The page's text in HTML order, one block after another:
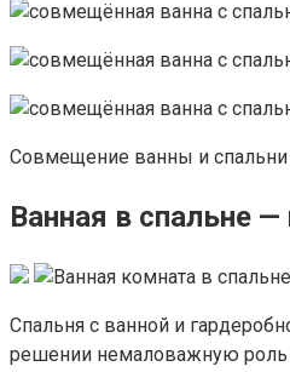
Совмещение ванны и
Ванная в спальне
Спальня с ванной и
решении немаловажную роль